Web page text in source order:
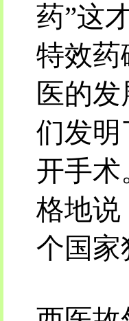
药”这
特效药
医的
们发明
开手
格地说
个国家